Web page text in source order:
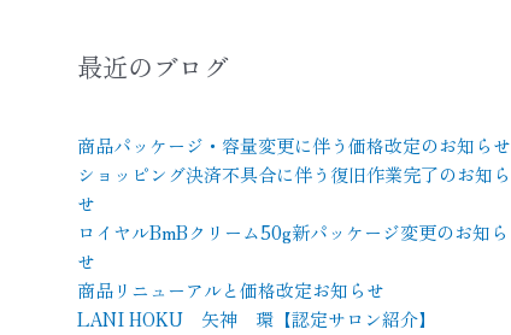
最近のブログ
商品パッケージ・容量変更に伴う価格改定のお知らせ
ショッピング決済不具合に伴う復旧作業完了のお知ら
せ
ロイヤルBmBクリーム50g新パッケージ変更のお知ら
せ
商品リニューアルと価格改定お知らせ
LANI HOKU 矢神 環【認定サロン紹介】